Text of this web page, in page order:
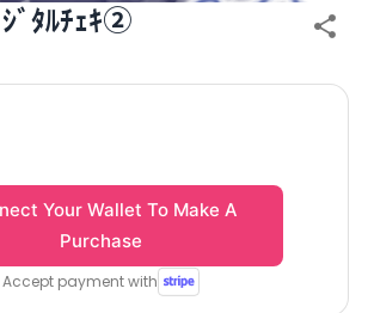
ﾞﾀﾙﾁｪｷ②
Your Wallet To Make A
Purchase
Accept payment with